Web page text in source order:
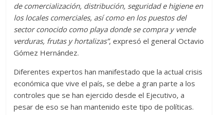
de comercialización, distribución, seguridad e higiene en
los locales comerciales, así como en los puestos del
sector conocido como playa donde se compra y vende
verduras, frutas y hortalizas”, expresó el general Octavio
Gómez Hernández.
Diferentes expertos han manifestado que la actual crisis
económica que vive el país, se debe a gran parte a los
controles que se han ejercido desde el Ejecutivo, a
pesar de eso se han mantenido este tipo de políticas.